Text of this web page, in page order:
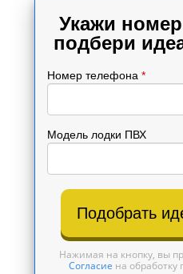
Укажи
подбери
Номер телефона *
Модель лодки ПВХ
Подобрать
Нажимая на кнопку, вы
Согласие на